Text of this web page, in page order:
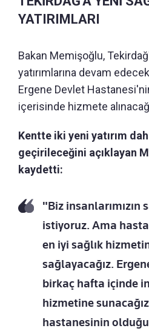
YATIRIMLARI
Bakan Memişoğlu,
yatırımlarına devam
Ergene Devlet
içerisinde hizmete
Kentte iki yeni yatırım
geçirileceğini açıklayan
kaydetti:
"Biz insanlarımızın
istiyoruz. Ama
en iyi sağlık
sağlayacağız.
birkaç hafta içinde
hizmetine
hastanesinin